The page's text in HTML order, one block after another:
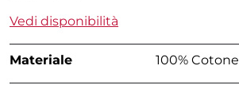
Vedi disponibilità
Materiale 100% Cotone